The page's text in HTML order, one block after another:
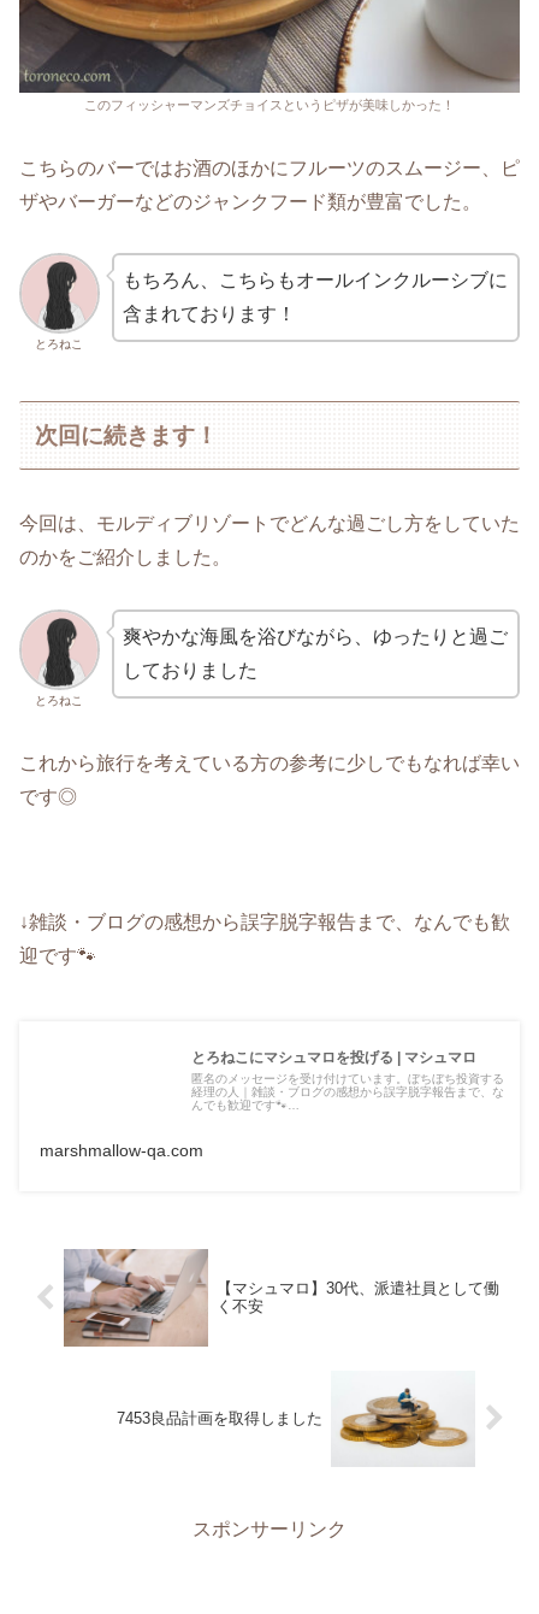
このフィッシャーマンズチョイスというピザが美味しかった！
こちらのバーではお酒のほかにフルーツのスムージー、ピ
ザやバーガーなどのジャンクフード類が豊富でした。
とろねこ
もちろん、こちらもオールインクルーシブに
含まれております！
次回に続きます！
今回は、モルディブリゾートでどんな過ごし方をしていた
のかをご紹介しました。
とろねこ
爽やかな海風を浴びながら、ゆったりと過ご
しておりました
これから旅行を考えている方の参考に少しでもなれば幸い
です◎
↓雑談・ブログの感想から誤字脱字報告まで、なんでも歓
迎です🐾
とろねこにマシュマロを投げる | マシュマロ
匿名のメッセージを受け付けています。ぼちぼち投資する
経理の人｜雑談・ブログの感想から誤字脱字報告まで、な
んでも歓迎です🐾…
marshmallow-qa.com
【マシュマロ】30代、派遣社員として働
く不安
7453良品計画を取得しました
スポンサーリンク